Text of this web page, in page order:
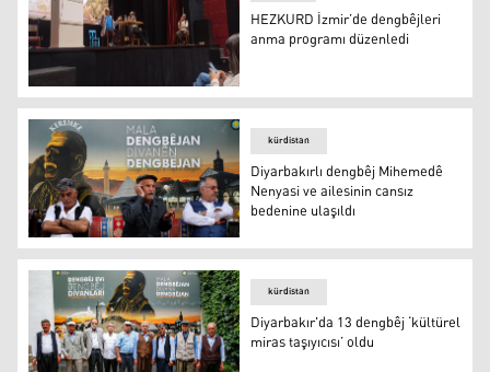
HEZKURD İzmir’de dengbêjleri anma programı
HEZKURD İzmir’de dengbêjleri
anma programı düzenledi
Dengbêj Mihemedê Nenyasi (ortada - Foto: AA)
kürdistan
Diyarbakırlı dengbêj Mihemedê
Nenyasi ve ailesinin cansız
bedenine ulaşıldı
kürdistan
Diyarbakır'da 13 dengbêj ‘kültürel
miras taşıyıcısı’ oldu